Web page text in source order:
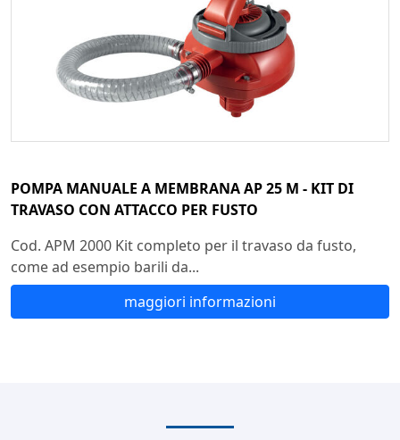
POMPA MANUALE A MEMBRANA AP 25 M - KIT DI
TRAVASO CON ATTACCO PER FUSTO
Cod. APM 2000 Kit completo per il travaso da fusto,
come ad esempio barili da...
maggiori informazioni